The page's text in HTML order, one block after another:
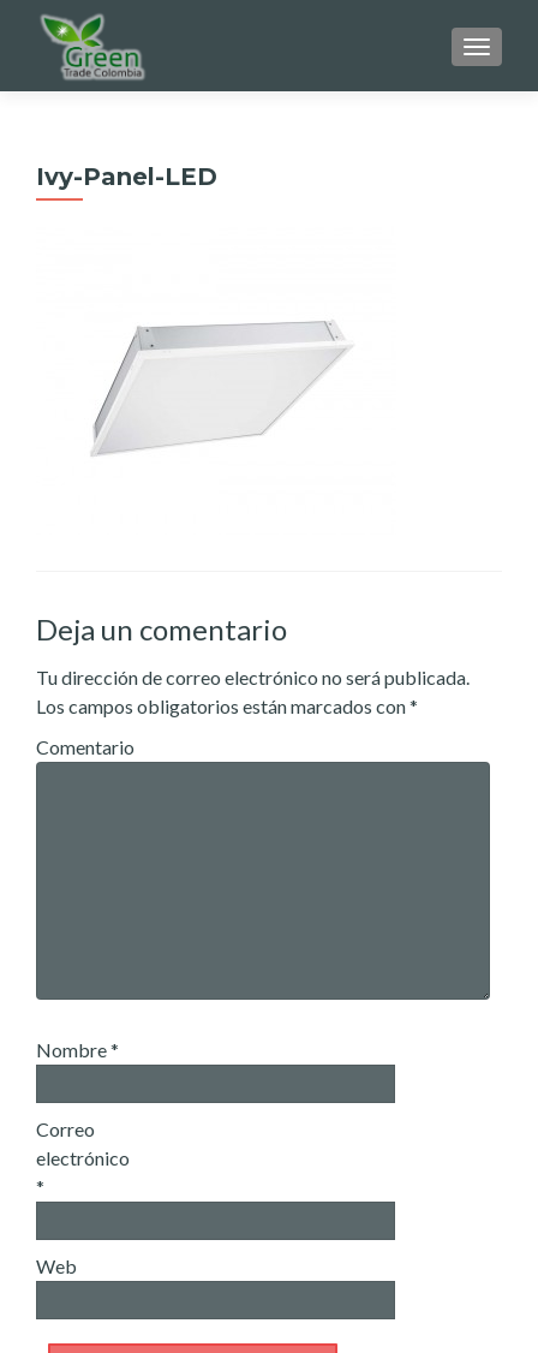
Ivy-Panel-LED
Deja un comentario
Tu dirección de correo electrónico no será publicada.
Los campos obligatorios están marcados con*
Comentario
Nombre*
Correo
electrónico
*
Web